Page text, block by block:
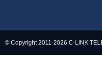
© Copyright 2011-2026 C-LINK